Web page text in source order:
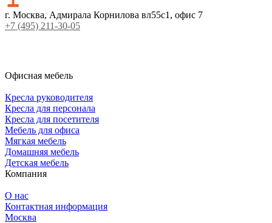
г. Москва, Адмирала Корнилова вл55с1, офис 7
+7 (495) 211-30-05
Офисная мебель
Кресла руководителя
Кресла для персонала
Кресла для посетителя
Мебель для офиса
Мягкая мебель
Домашняя мебель
Детская мебель
Компания
О нас
Контактная информация
Москва